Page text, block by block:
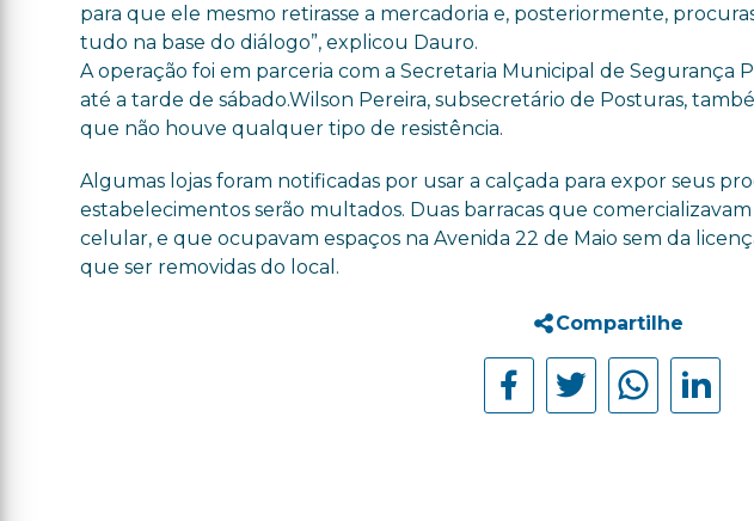
para que ele mesmo retirasse a mercadoria e, posteriormente,
tudo na base do diálogo”, explicou Dauro.
A operação foi em parceria com a Secretaria Municipal de Segurança
até a tarde de sábado.Wilson Pereira, subsecretário de Posturas,
que não houve qualquer tipo de resistência.
Algumas lojas foram notificadas por usar a calçada para expor seus
estabelecimentos serão multados. Duas barracas que
celular, e que ocupavam espaços na Avenida 22 de Maio sem da
que ser removidas do local.
Compartilhe